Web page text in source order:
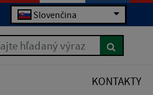
Slovenčina
hľadaný výraz
KONTAKTY